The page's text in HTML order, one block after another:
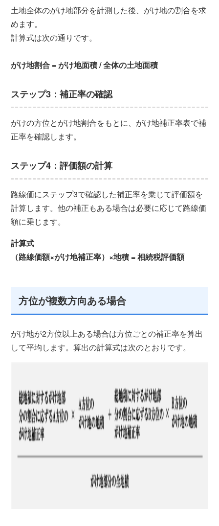
土地全体のがけ地部分を計測した後、がけ地の割合を求
めます。
計算式は次の通りです。
がけ地割合 = がけ地面積 / 全体の土地面積
ステップ3：補正率の確認
がけの方位とがけ地割合をもとに、がけ地補正率表で補
正率を確認します。
ステップ4：評価額の計算
路線価にステップ3で確認した補正率を乗じて評価額を
計算します。他の補正もある場合は必要に応じて路線価
額に乗じます。
計算式
（路線価額×がけ地補正率）×地積 = 相続税評価額
方位が複数方向ある場合
がけ地が2方位以上ある場合は方位ごとの補正率を算出
して平均します。算出の計算式は次のとおりです。